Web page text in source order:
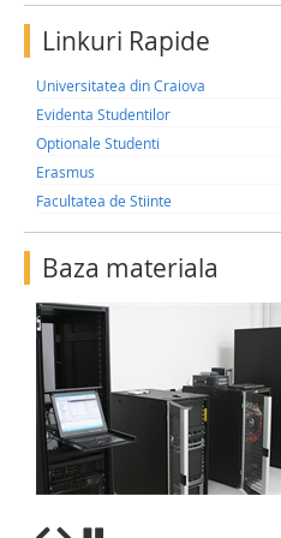
Linkuri Rapide
Universitatea din Craiova
Evidenta Studentilor
Optionale Studenti
Erasmus
Facultatea de Stiinte
Baza materiala